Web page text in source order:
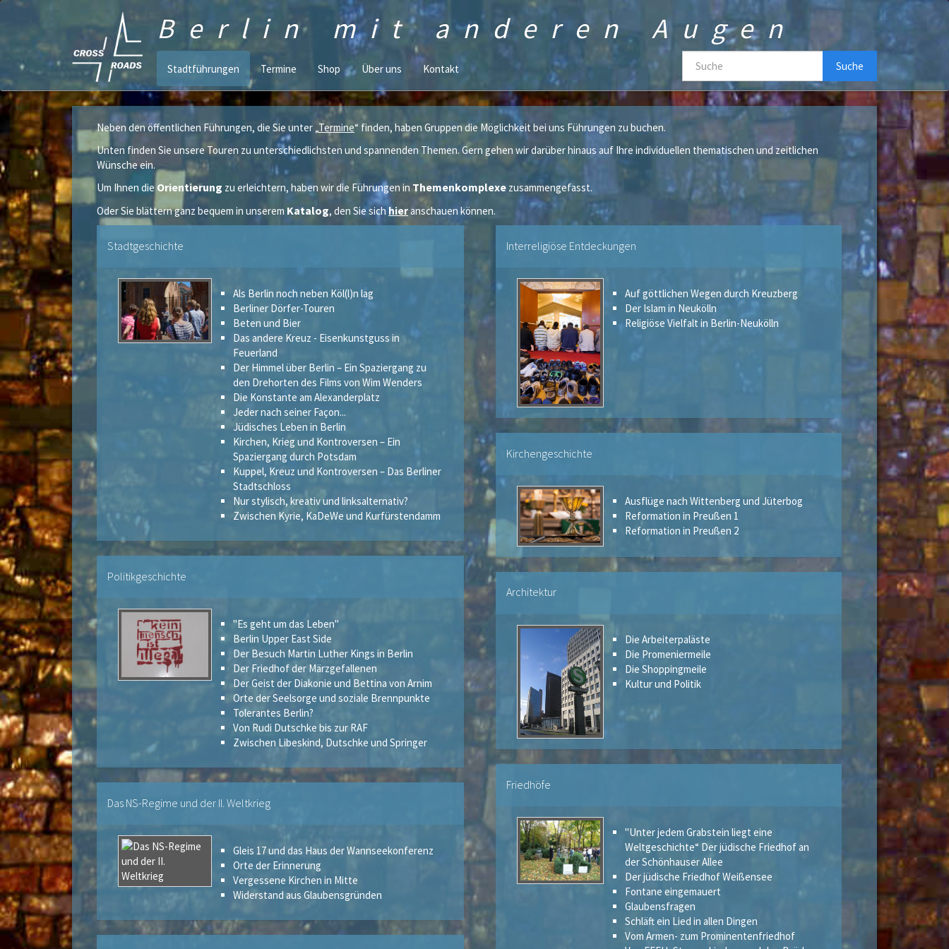
Berlin mit anderen Augen
Stadtführungen Termine Shop Über uns Kontakt Suche
Neben den öffentlichen Führungen, die Sie unter „Termine“ finden, haben Gruppen die Möglichkeit bei uns Führungen zu buchen.
Unten finden Sie unsere Touren zu unterschiedlichsten und spannenden Themen. Gern gehen wir darüber hinaus auf Ihre individuellen thematischen und zeitlichen
Wünsche ein.
Um Ihnen die Orientierung zu erleichtern, haben wir die Führungen inThemenkomplexe zusammengefasst.
Oder Sie blättern ganz bequem in unserem Katalog, den Sie sich hieranschauen können.
Stadtgeschichte
Als Berlin noch neben Köl(l)n lag
Berliner Dörfer-Touren
Beten und Bier
Das andere Kreuz - Eisenkunstguss in
Feuerland
Der Himmel über Berlin – Ein Spaziergang zu
den Drehorten des Films von Wim Wenders
Die Konstante am Alexanderplatz
Jeder nach seiner Façon...
Jüdisches Leben in Berlin
Kirchen, Krieg und Kontroversen – Ein
Spaziergang durch Potsdam
Kuppel, Kreuz und Kontroversen – Das Berliner
Stadtschloss
Nur stylisch, kreativ und linksalternativ?
Zwischen Kyrie, KaDeWe und Kurfürstendamm
Politikgeschichte
"Es geht um das Leben"
Berlin Upper East Side
Der Besuch Martin Luther Kings in Berlin
Der Friedhof der Märzgefallenen
Der Geist der Diakonie und Bettina von Arnim
Orte der Seelsorge und soziale Brennpunkte
Tolerantes Berlin?
Von Rudi Dutschke bis zur RAF
Zwischen Libeskind, Dutschke und Springer
Das NS-Regime und der II. Weltkrieg
Gleis 17 und das Haus der Wannseekonferenz
Orte der Erinnerung
Vergessene Kirchen in Mitte
Widerstand aus Glaubensgründen
Interreligiöse Entdeckungen
Auf göttlichen Wegen durch Kreuzberg
Der Islam in Neukölln
Religiöse Vielfalt in Berlin-Neukölln
Kirchengeschichte
Ausflüge nach Wittenberg und Jüterbog
Reformation in Preußen 1
Reformation in Preußen 2
Architektur
Die Arbeiterpaläste
Die Promeniermeile
Die Shoppingmeile
Kultur und Politik
Friedhöfe
"Unter jedem Grabstein liegt eine
Weltgeschichte“ Der jüdische Friedhof an
der Schönhauser Allee
Der jüdische Friedhof Weißensee
Fontane eingemauert
Glaubensfragen
Schläft ein Lied in allen Dingen
Vom Armen- zum Prominentenfriedhof